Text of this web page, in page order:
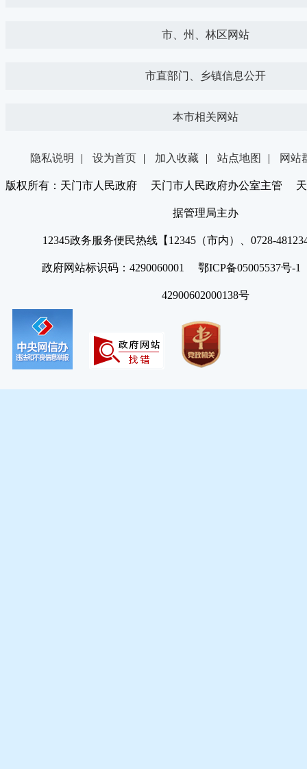
市、州、林区网站
市直部门、乡镇信息公开
本市相关网站
隐私说明 | 设为首页 | 加入收藏 | 站点地图 | 网站
版权所有：天门市人民政府 天门市人民政府办公室主管 天
据管理局主办
12345政务服务便民热线【12345（市内）、0728-
政府网站标识码：4290060001 鄂ICP备05005537号
42900602000138号